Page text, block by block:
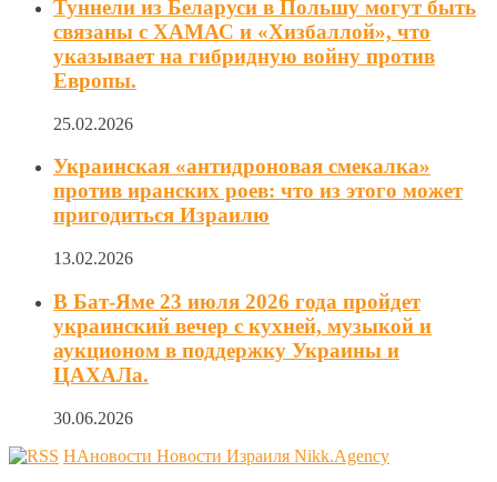
Туннели из Беларуси в Польшу могут быть
связаны с ХАМАС и «Хизбаллой», что
указывает на гибридную войну против
Европы.
25.02.2026
Украинская «антидроновая смекалка»
против иранских роев: что из этого может
пригодиться Израилю
13.02.2026
В Бат-Яме 23 июля 2026 года пройдет
украинский вечер с кухней, музыкой и
аукционом в поддержку Украины и
ЦАХАЛа.
30.06.2026
НАновости Новости Израиля Nikk.Agency